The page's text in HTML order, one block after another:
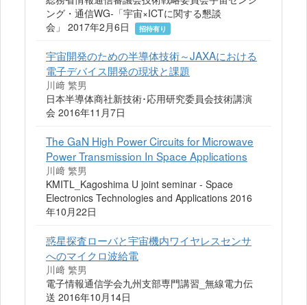
ング・通信WG‐「宇宙×ICTに関する懇談
会」 2017年2月6日
招待有り
宇宙開発のための半導体技術～JAXAにおける
電子デバイス開発の現状と課題
川﨑 繁男
日本半導体商社新技術･応用研究委員会技術講演
会 2016年11月7日
The GaN High Power Circuits for Microwave
Power Transmission In Space Applications
川﨑 繁男
KMITL_Kagoshima U joint seminar - Space
Electronics Technologies and Applications 2016
年10月22日
惑星探査ローバと宇宙機内ワイヤレスセンサ
へのマイクロ波給電
川﨑 繁男
電子情報通信学会九州支部専門講習_無線電力伝
送 2016年10月14日